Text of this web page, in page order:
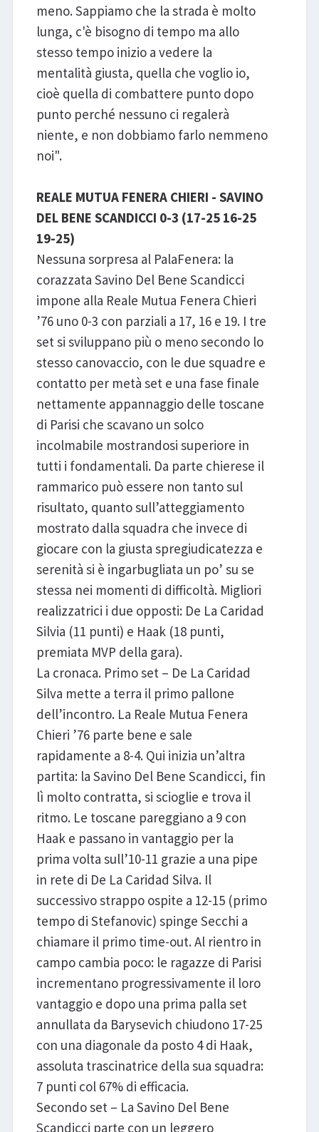
meno. Sappiamo che la strada è molto
lunga, c'è bisogno di tempo ma allo
stesso tempo inizio a vedere la
mentalità giusta, quella che voglio io,
cioè quella di combattere punto dopo
punto perché nessuno ci regalerà
niente, e non dobbiamo farlo nemmeno
noi".
REALE MUTUA FENERA CHIERI - SAVINO
DEL BENE SCANDICCI 0-3 (17-25 16-25
19-25)
Nessuna sorpresa al PalaFenera: la
corazzata Savino Del Bene Scandicci
impone alla Reale Mutua Fenera Chieri
’76 uno 0-3 con parziali a 17, 16 e 19. I tre
set si sviluppano più o meno secondo lo
stesso canovaccio, con le due squadre e
contatto per metà set e una fase finale
nettamente appannaggio delle toscane
di Parisi che scavano un solco
incolmabile mostrandosi superiore in
tutti i fondamentali. Da parte chierese il
rammarico può essere non tanto sul
risultato, quanto sull’atteggiamento
mostrato dalla squadra che invece di
giocare con la giusta spregiudicatezza e
serenità si è ingarbugliata un po’ su se
stessa nei momenti di difficoltà. Migliori
realizzatrici i due opposti: De La Caridad
Silvia (11 punti) e Haak (18 punti,
premiata MVP della gara).
La cronaca. Primo set – De La Caridad
Silva mette a terra il primo pallone
dell’incontro. La Reale Mutua Fenera
Chieri ’76 parte bene e sale
rapidamente a 8-4. Qui inizia un’altra
partita: la Savino Del Bene Scandicci, fin
lì molto contratta, si scioglie e trova il
ritmo. Le toscane pareggiano a 9 con
Haak e passano in vantaggio per la
prima volta sull’10-11 grazie a una pipe
in rete di De La Caridad Silva. Il
successivo strappo ospite a 12-15 (primo
tempo di Stefanovic) spinge Secchi a
chiamare il primo time-out. Al rientro in
campo cambia poco: le ragazze di Parisi
incrementano progressivamente il loro
vantaggio e dopo una prima palla set
annullata da Barysevich chiudono 17-25
con una diagonale da posto 4 di Haak,
assoluta trascinatrice della sua squadra:
7 punti col 67% di efficacia.
Secondo set – La Savino Del Bene
Scandicci parte con un leggero